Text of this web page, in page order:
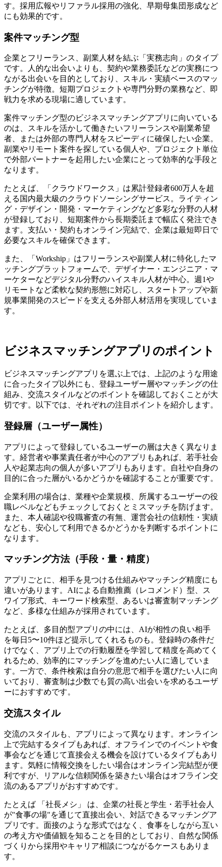
す。採用広報やリファラル採用の強化、早期母集団形成など
にも効果的です。
案件マッチング型
企業とフリーランス、副業人材を結ぶ「実務志向」のタイプ
です。人的な出会いよりも、契約や業務委託などの実務につ
ながる出会いを目的としており、スキル・実績ベースのマッ
チングが特徴。短期プロジェクトや専門分野の業務など、即
戦力を求める現場に適しています。
案件マッチング型のビジネスマッチングアプリに向いている
のは、スキルを活かして働きたいフリーランスや副業希望
者、または外部の専門人材をスピーディに確保したい企業。
副業やリモート案件を探している個人や、プロジェクト単位
で外部パートナーを起用したい企業にとって効率的な手段と
なります。
たとえば、「クラウドワークス」は累計登録者600万人を超
える国内最大級のクラウドソーシングサービス。ライティン
グ・デザイン・開発・マーケティングなど多彩な分野の人材
が登録しており、短期案件から長期委託まで幅広く発注でき
ます。支払い・契約もオンライン完結で、企業は最短即日で
必要なスキルを確保できます。
また、「Workship」はフリーランスや副業人材に特化したマ
ッチングプラットフォームで、デザイナー・エンジニア・マ
ーケターなどデジタル分野のハイスキル人材が中心。週1や
リモートなど柔軟な契約形態に対応し、スタートアップや新
規事業開発のスピードを支える外部人材活用を実現していま
す。
ビジネスマッチングアプリのポイント
ビジネスマッチングアプリを選ぶ上では、上記のような用途
に合ったタイプ以外にも、登録ユーザー層やマッチングの仕
組み、交流スタイルなどのポイントを確認しておくことが大
切です。以下では、それぞれの注目ポイントを紹介します。
登録層（ユーザー属性）
アプリによって登録しているユーザーの層は大きく異なりま
す。経営者や事業責任者が中心のアプリもあれば、若手社会
人や起業志向の個人が多いアプリもあります。自社や自身の
目的に合った層がいるかどうかを確認することが重要です。
企業利用の場合は、業種や企業規模、所属するユーザーの役
職レベルなどもチェックしておくとミスマッチを防げます。
また、本人確認や役職審査の有無、運営会社の信頼性・実績
なども、安心して利用できるかどうかを判断するポイントに
なります。
マッチング方法（手段・量・精度）
アプリごとに、相手を見つける仕組みやマッチング精度にも
違いがあります。AIによる自動推薦（レコメンド）型、ス
ワイプ形式、キーワード検索型、あるいは審査制マッチング
など、多様な仕組みが採用されています。
たとえば、多目的型アプリの中には、AIが相性の良い相手
を毎日5〜10件ほど提示してくれるものも。登録時の条件だ
けでなく、アプリ上での行動履歴を学習して精度を高めてく
れるため、効率的にマッチングを進めたい人に適していま
す。一方で、条件検索は自分の意思で相手を選びたい人に向
いており、審査制は少数でも質の高い出会いを求めるユーザ
ーにおすすめです。
交流スタイル
交流のスタイルも、アプリによって異なります。オンライン
上で完結するタイプもあれば、オフラインでのイベントや食
事会などを通じて直接会える機会を設けているタイプもあり
ます。気軽に情報交換をしたい場合はオンライン完結型が便
利ですが、リアルな信頼関係を築きたい場合はオフライン交
流のあるアプリがおすすめです。
たとえば 「社長メシ」 は、企業の社長と学生・若手社会人
が"食事の場"を通じて直接出会い、対話できるマッチングア
プリです。面接のような形式ではなく、食事をしながら互い
の考え方や価値観を知ることを目的としており、自然な関係
づくりから採用やキャリア相談につながるケースもありま
す。